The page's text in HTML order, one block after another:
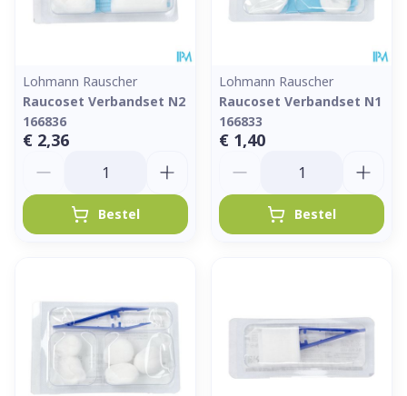
Lohmann Rauscher
Raucoset Verbandset N2
166836
€ 2,36
Bestel
Lohmann Rauscher
Raucoset Verbandset N1
166833
€ 1,40
Bestel